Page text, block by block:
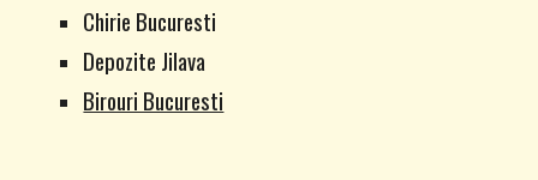
Chirie Bucuresti
Depozite Jilava
Birouri Bucuresti